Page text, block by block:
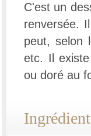
C'est un
renversée.
peut, selon
etc. Il
ou doré au